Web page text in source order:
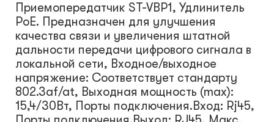
Приемопередатчик ST-VBP1, Удлинитель
PoE. Предназначен для улучшения
качества связи и увеличения штатной
дальности передачи цифрового сигнала в
локальной сети, Входное/выходное
напряжение: Соответствует стандарту
802.3af/at, Выходная мощность (max):
15,4/30Вт, Порты подключения.Вход: Rj45,